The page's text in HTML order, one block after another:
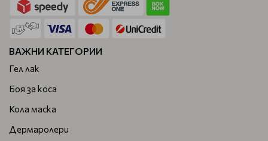
ВАЖНИ КАТЕГОРИИ
Гел лак
Боя за коса
Кола маска
Дермаролери